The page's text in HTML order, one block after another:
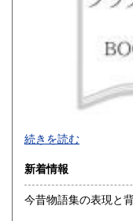
昭和28年（1953年）
駒込、巣鴨(庚申塚)
※※店舗住所※※つく
TEL:029-851-8100
■メールアドレス：
続きを読む
新着情報